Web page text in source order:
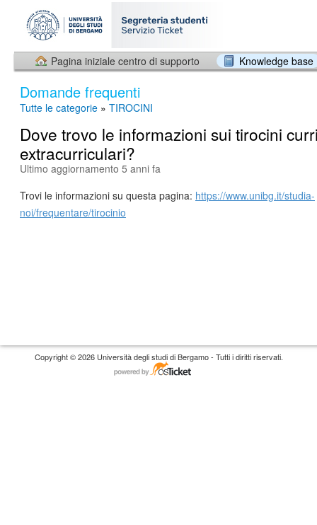
Pagina iniziale centro di supporto Knowledge base
Domande frequenti
Tutte le categorie » TIROCINI
Dove trovo le informazioni sui tirocini
extracurriculari?
Ultimo aggiornamento 5 anni fa
Trovi le informazioni su questa pagina: https://www.unibg.it/studia-
noi/frequentare/tirocinio
Copyright © 2026 Università degli studi di Bergamo - Tutti i diritti riservati.